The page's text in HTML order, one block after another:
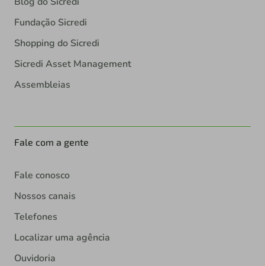
Fundação Sicredi
Shopping do Sicredi
Sicredi Asset Management
Assembleias
Fale com a gente
Fale conosco
Nossos canais
Telefones
Localizar uma agência
Ouvidoria